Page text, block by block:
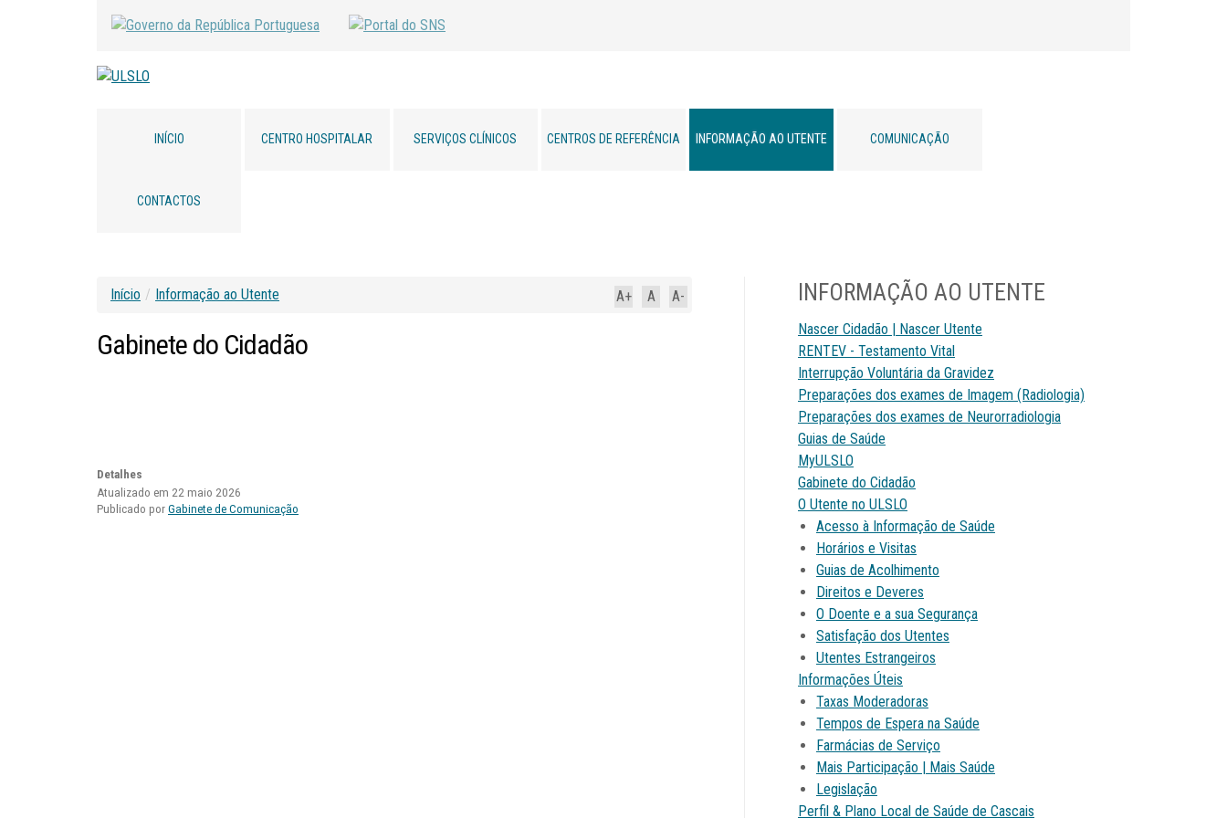
INÍCIO CENTRO HOSPITALAR SERVIÇOS CLÍNICOS CENTROS DE REFERÊNCIA INFORMAÇÃO AO UTENTE COMUNICAÇÃO
CONTACTOS
A-
A
A+
Início / Informação ao Utente
Gabinete do Cidadão
Detalhes
Atualizado em 22 maio 2026
Publicado por Gabinete de Comunicação
INFORMAÇÃO AO UTENTE
Nascer Cidadão | Nascer Utente
RENTEV - Testamento Vital
Interrupção Voluntária da Gravidez
Preparações dos exames de Imagem (Radiologia)
Preparações dos exames de Neurorradiologia
Guias de Saúde
MyULSLO
Gabinete do Cidadão
O Utente no ULSLO
Acesso à Informação de Saúde
Horários e Visitas
Guias de Acolhimento
Direitos e Deveres
O Doente e a sua Segurança
Satisfação dos Utentes
Utentes Estrangeiros
Informações Úteis
Taxas Moderadoras
Tempos de Espera na Saúde
Farmácias de Serviço
Mais Participação | Mais Saúde
Legislação
Perfil & Plano Local de Saúde de Cascais